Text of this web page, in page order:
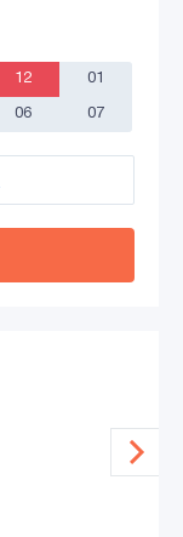
12 01
06 07